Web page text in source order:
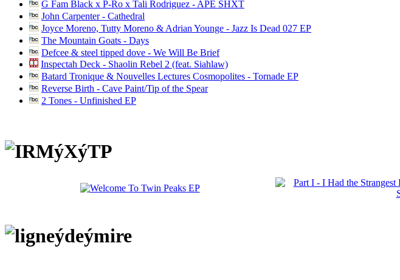
G Fam Black x P-Ro x Tali Rodriguez - APE SHXT
John Carpenter - Cathedral
Joyce Moreno, Tutty Moreno & Adrian Younge - Jazz Is Dead 027 EP
The Mountain Goats - Days
Defcee & steel tipped dove - We Will Be Brief
Inspectah Deck - Shaolin Rebel 2 (feat. Siahlaw)
Batard Tronique & Nouvelles Lectures Cosmopolites - Tornade EP
Reverse Birth - Cave Paint/Tip of the Spear
2 Tones - Unfinished EP